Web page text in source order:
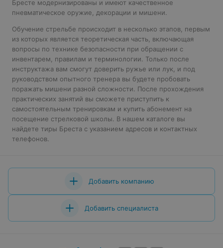
Бресте модернизированы и имеют качественное
пневматическое оружие, декорации и мишени.
Обучение стрельбе происходит в несколько этапов, первым
из которых является теоретическая часть, включающая
вопросы по технике безопасности при обращении с
инвентарем, правилам и терминологии. Только после
инструктажа вам смогут доверить ружье или лук, и под
руководством опытного тренера вы будете пробовать
поражать мишени разной сложности. После прохождения
практических занятий вы сможете приступить к
самостоятельным тренировкам и купить абонемент на
посещение стрелковой школы. В нашем каталоге вы
найдете тиры Бреста с указанием адресов и контактных
телефонов.
Добавить компанию
Добавить специалиста